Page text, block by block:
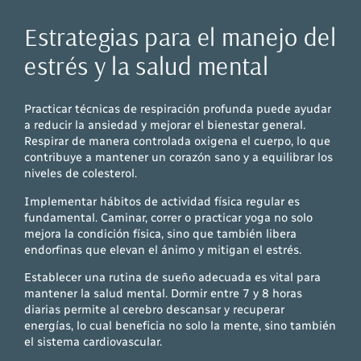
Estrategias para el manejo del
estrés y la salud mental
Practicar técnicas de respiración profunda puede ayudar
a reducir la ansiedad y mejorar el bienestar general.
Respirar de manera controlada oxigena el cuerpo, lo que
contribuye a mantener un corazón sano y a equilibrar los
niveles de colesterol.
Implementar hábitos de actividad física regular es
fundamental. Caminar, correr o practicar yoga no solo
mejora la condición física, sino que también libera
endorfinas que elevan el ánimo y mitigan el estrés.
Establecer una rutina de sueño adecuada es vital para
mantener la salud mental. Dormir entre 7 y 8 horas
diarias permite al cerebro descansar y recuperar
energías, lo cual beneficia no solo la mente, sino también
el sistema cardiovascular.